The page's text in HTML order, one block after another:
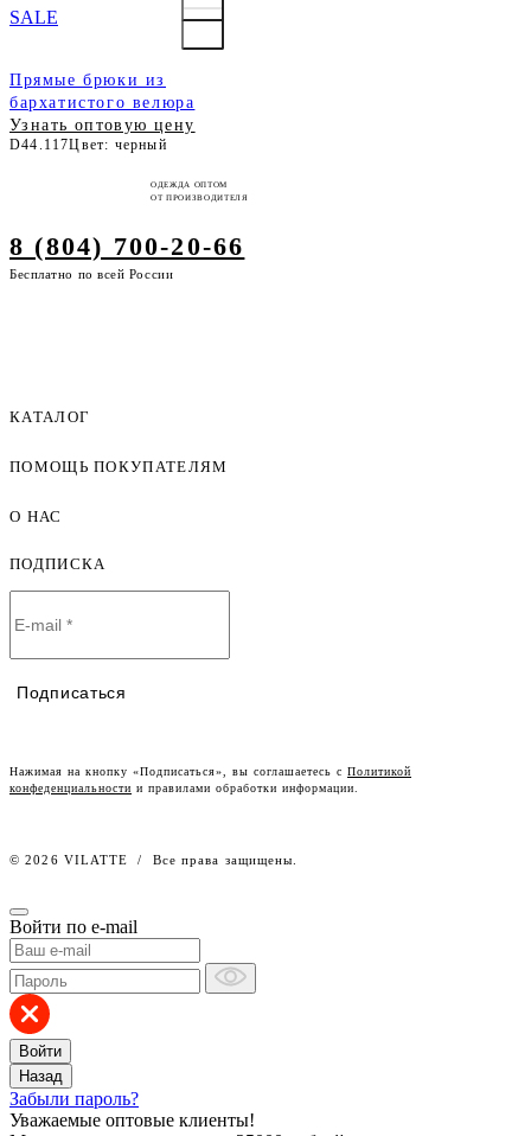
Прямые брюки из
бархатистого велюра
Узнать оптовую цену
D44.117Цвет: черный
SALE
ОДЕЖДА ОПТОМ
ОТ ПРОИЗВОДИТЕЛЯ
8 (804) 700-20-66
Бесплатно по всей России
КАТАЛОГ
Женская одежда оптом
Мужская одежда оптом
ПОМОЩЬ ПОКУПАТЕЛЯМ
Оплата и доставка
Договор-оферта
Условия сотрудничества
О НАС
Lookbook
Работа в компании
ПОДПИСКА
Подписаться
Нажимая на кнопку «Подписаться», вы соглашаетесь с Политикой
конфеденциальности и правилами обработки информации.
© 2026 VILATTE / Все права защищены.
Войти по e-mail
Войти
Назад
Забыли пароль?
Уважаемые оптовые клиенты!